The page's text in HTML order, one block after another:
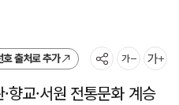
출처로 추가
향교·서원 전통문화 계승